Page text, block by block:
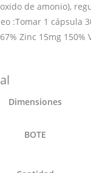
de amonio),
:Tomar 1 cápsula
Zinc 15mg
Dimensiones
BOTE